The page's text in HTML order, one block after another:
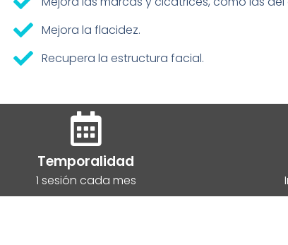
Mejora la flacidez.
Recupera la estructura facial.
Temporalidad
1 sesión cada mes